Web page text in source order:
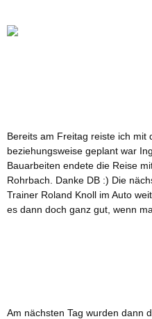
Bereits am Freitag reiste ich mit
beziehungsweise geplant war
Bauarbeiten endete die Reise
Rohrbach. Danke DB :) Die
Trainer Roland Knoll im Auto
es dann doch ganz gut, wenn
Am nächsten Tag wurden dann